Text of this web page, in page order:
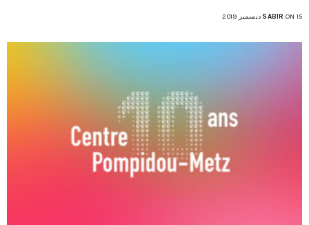
SABIR ON 15 ديسمبر 2019